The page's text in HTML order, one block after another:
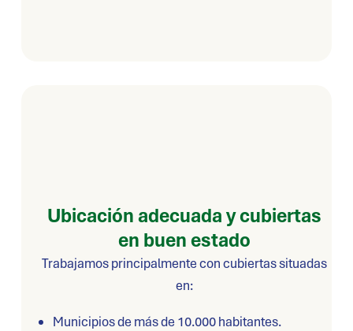
Ubicación adecuada y cubiertas
en buen estado
Trabajamos principalmente con cubiertas situadas
en:
Municipios de más de 10.000 habitantes.